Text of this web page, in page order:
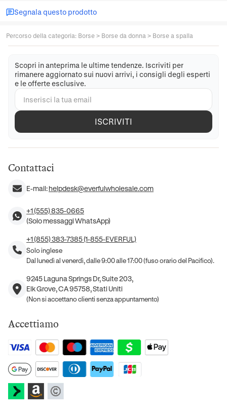
Segnala questo prodotto
Percorso della categoria: Borse > Borse da donna > Borse a spalla
Scopri in anteprima le ultime tendenze. Iscriviti per
rimanere aggiornato sui nuovi arrivi, i consigli degli esperti
e le offerte esclusive.
ISCRIVITI
Contattaci
E-mail:helpdesk@everfulwholesale.com
+1 (555) 835-0665
(Solo messaggi WhatsApp)
+1 (855) 383-7385 (1-855-EVERFUL)
Solo inglese
Dal lunedì al venerdì, dalle 9:00 alle 17:00 (fuso orario del Pacifico).
9245 Laguna Springs Dr, Suite 203,
Elk Grove, CA 95758, Stati Uniti
(Non si accettano clienti senza appuntamento)
Accettiamo